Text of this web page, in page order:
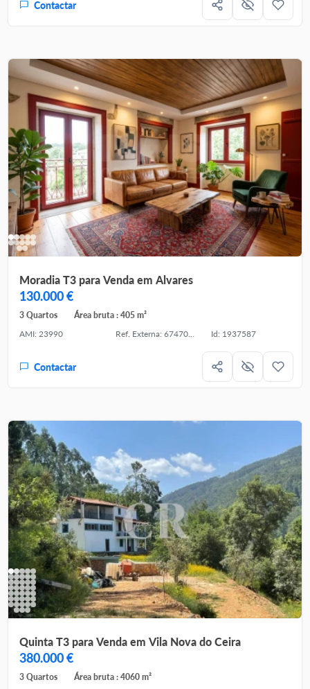
Contactar
Moradia T3 para Venda em Alvares
130.000 €
3 Quartos
Área bruta : 405 m²
AMI: 23990
Ref. Externa: 67470-TEAM60905 Id: 1937587
Contactar
Quinta T3 para Venda em Vila Nova do Ceira
380.000 €
3 Quartos
Área bruta : 4060 m²